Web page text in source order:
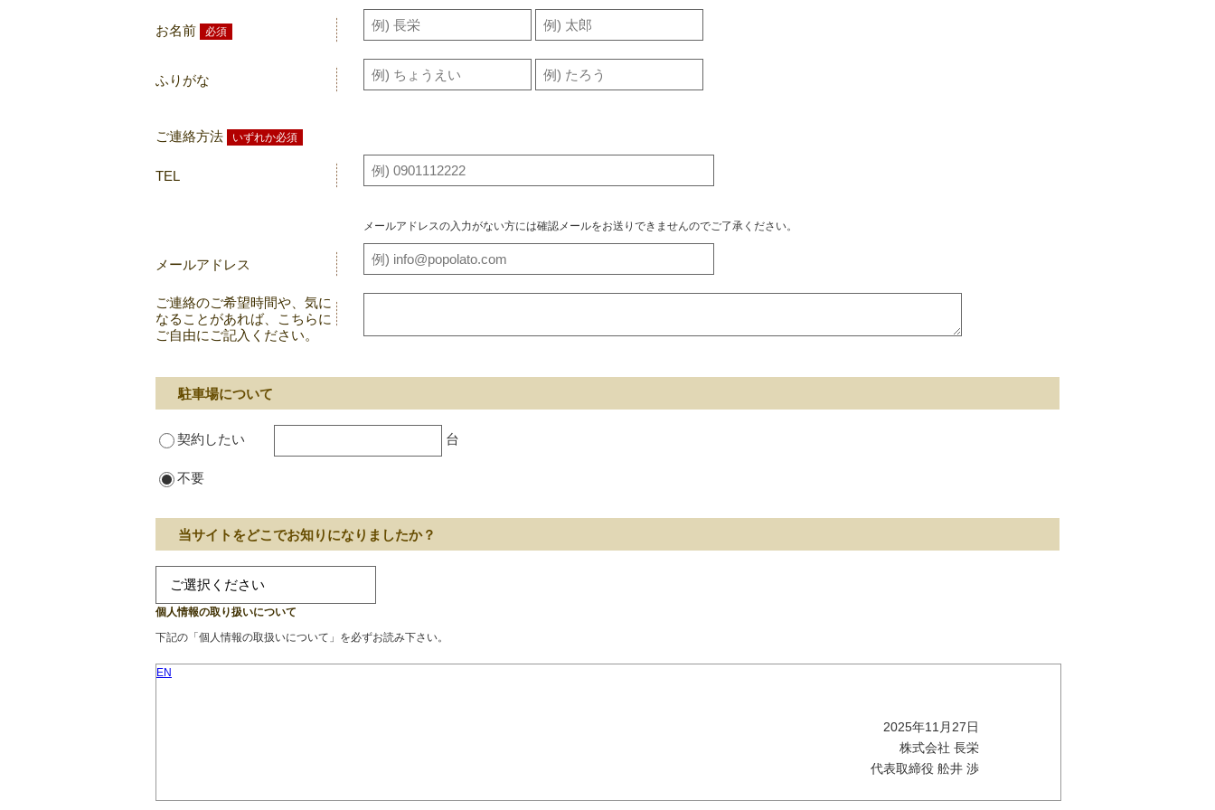
お名前 必須
ふりがな
ご連絡方法 いずれか必須
TEL
メールアドレスの入力がない方には確認メールをお送りできませんのでご了承ください。
メールアドレス
ご連絡のご希望時間や、気に
なることがあれば、こちらに
ご自由にご記入ください。
駐車場について
契約したい 台
不要
当サイトをどこでお知りになりましたか？
個人情報の取り扱いについて
下記の「個人情報の取扱いについて」を必ずお読み下さい。